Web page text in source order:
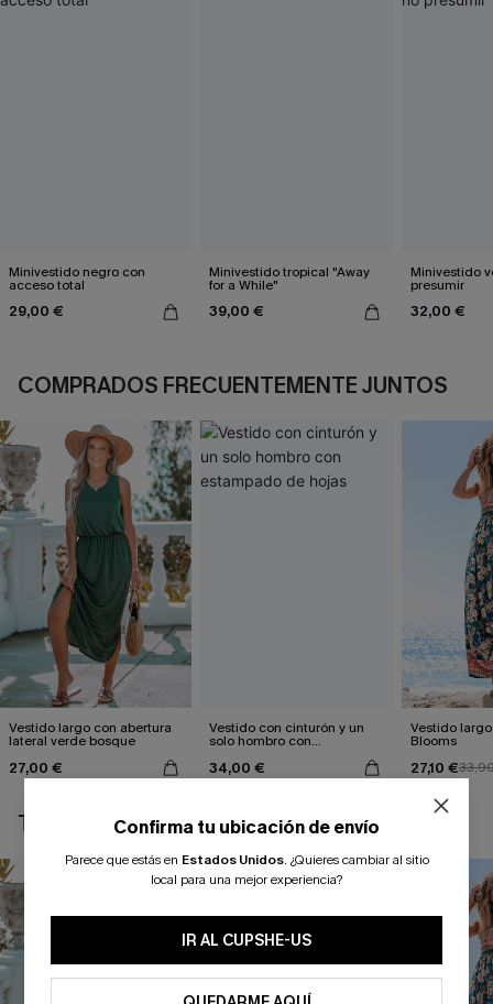
Minivestido negro con
acceso total
29,00 €
Minivestido tropical "Away
for a While"
39,00 €
Minivestido
presumir
32,00 €
COMPRADOS FRECUENTEMENTE JUNTOS
Vestido largo con abertura
lateral verde bosque
27,00 €
Vestido con cinturón y un
solo hombro con
34,00 €
Vestido
Blooms
27,10 €
TAMBIÉN TE PUEDE GUSTAR
Confirma tu ubicación de envío
Parece que estás en Estados Unidos. ¿Quieres cambiar al sitio
local para una mejor experiencia?
IR AL CUPSHE-US